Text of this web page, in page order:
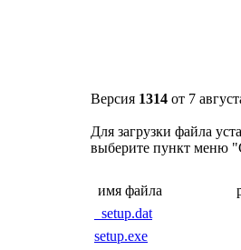
Версия 1314 от 7
Для загрузки файла
выберите пункт меню
имя файла
_setup.dat
setup.exe